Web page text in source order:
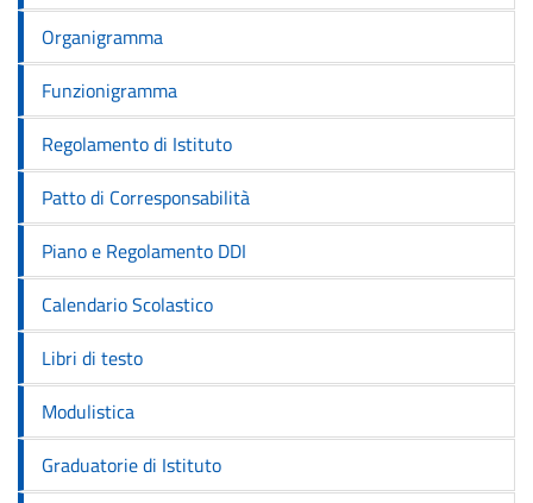
Organigramma
Funzionigramma
Regolamento di Istituto
Patto di Corresponsabilità
Piano e Regolamento DDI
Calendario Scolastico
Libri di testo
Modulistica
Graduatorie di Istituto